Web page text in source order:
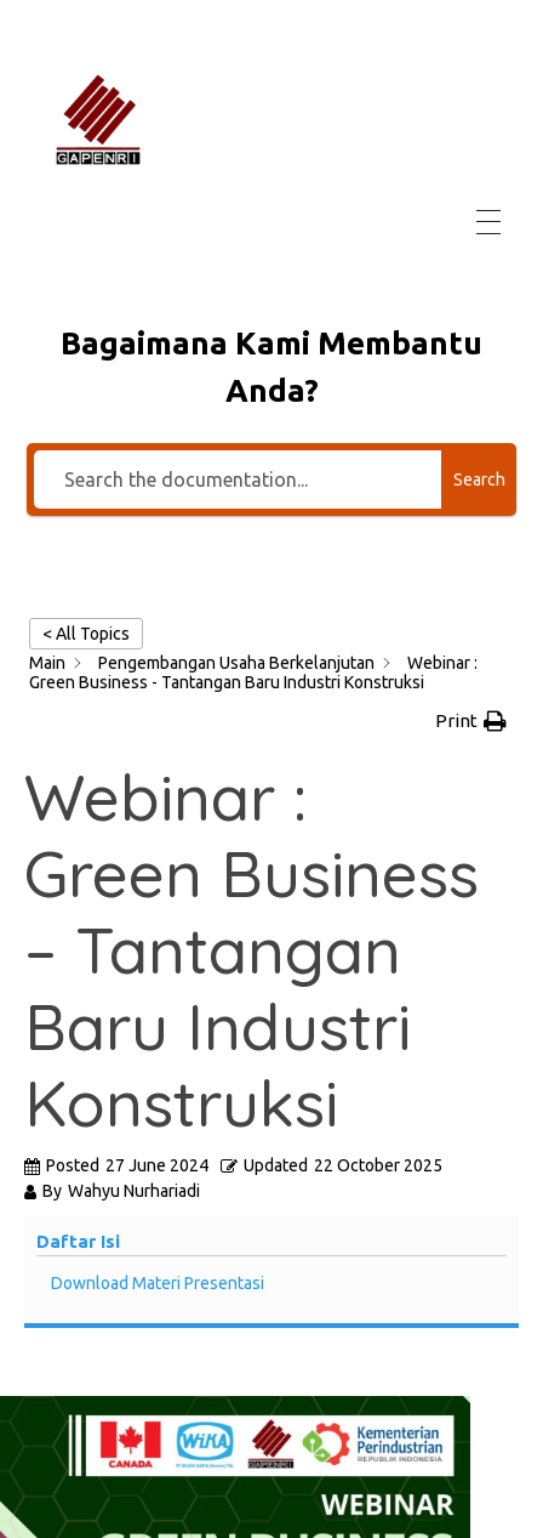
Bagaimana Kami Membantu
Anda?
Search
< All Topics
Main
Pengembangan Usaha Berkelanjutan
Webinar :
Green Business - Tantangan Baru Industri Konstruksi
Print
Webinar :
Green Business
– Tantangan
Baru Industri
Konstruksi
Posted 27 June 2024 Updated 22 October 2025
By Wahyu Nurhariadi
Daftar Isi
Download Materi Presentasi